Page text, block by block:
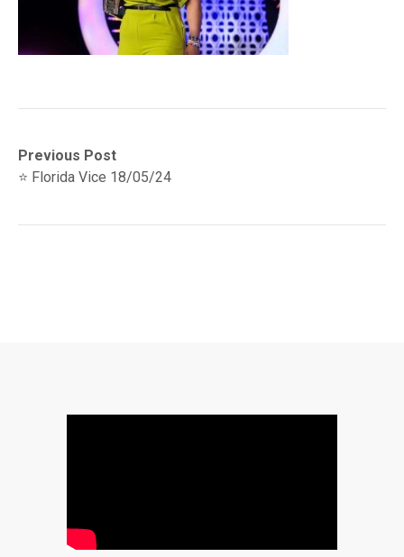
Navegación
de
Previous Post
Previous
post:⭐ Florida Vice 18/05/24